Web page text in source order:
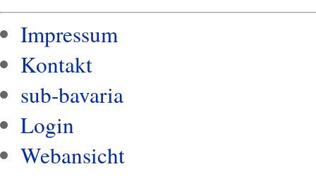
Impressum
Kontakt
sub-bavaria
Login
Webansicht